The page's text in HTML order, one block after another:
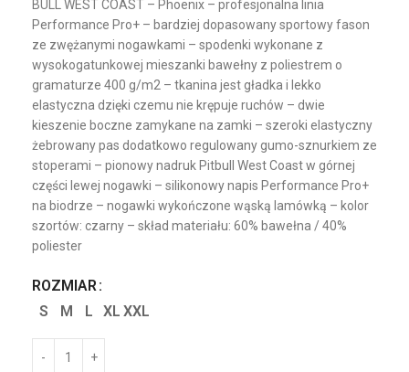
BULL WEST COAST – Phoenix – profesjonalna linia
Performance Pro+ – bardziej dopasowany sportowy fason
ze zwężanymi nogawkami – spodenki wykonane z
wysokogatunkowej mieszanki bawełny z poliestrem o
gramaturze 400 g/m2 – tkanina jest gładka i lekko
elastyczna dzięki czemu nie krępuje ruchów – dwie
kieszenie boczne zamykane na zamki – szeroki elastyczny
żebrowany pas dodatkowo regulowany gumo-sznurkiem ze
stoperami – pionowy nadruk Pitbull West Coast w górnej
części lewej nogawki – silikonowy napis Performance Pro+
na biodrze – nogawki wykończone wąską lamówką – kolor
szortów: czarny – skład materiału: 60% bawełna / 40%
poliester
ROZMIAR
S
M L XL XXL